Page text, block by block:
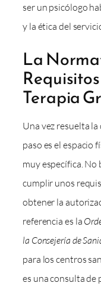
ser un psicólogo
y la ética del
La
Terapia
Una vez resuelta
paso es el espacio
muy específica. No
cumplir unos
obtener la
referencia es la
la Consejería de
para los centros
es una consulta de